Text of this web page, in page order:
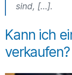
sind, […].
Kann ich
verkaufen?